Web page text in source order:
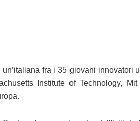
un’italiana fra i 35 giovani
Institute of Technology,